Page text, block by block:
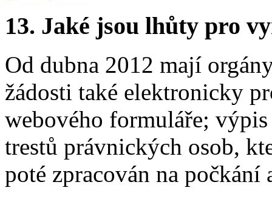
13. Jaké jsou lhůty pro
Od dubna 2012 mají
žádosti také elektronicky
webového formuláře;
trestů právnických osob,
poté zpracován na